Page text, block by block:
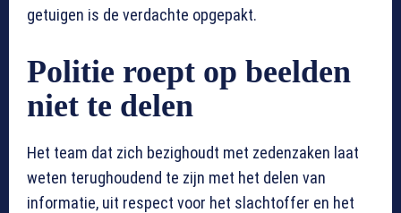
getuigen is de verdachte opgepakt.
Politie roept op beelden
niet te delen
Het team dat zich bezighoudt met zedenzaken laat
weten terughoudend te zijn met het delen van
informatie, uit respect voor het slachtoffer en het